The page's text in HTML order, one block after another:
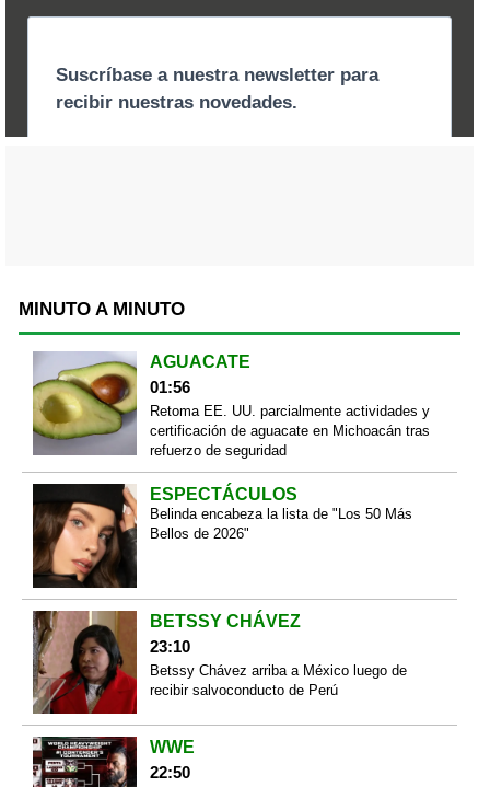
MINUTO A MINUTO
AGUACATE
01:56
Retoma EE. UU. parcialmente actividades y
certificación de aguacate en Michoacán tras
refuerzo de seguridad
ESPECTÁCULOS
Belinda encabeza la lista de "Los 50 Más
Bellos de 2026"
BETSSY CHÁVEZ
23:10
Betssy Chávez arriba a México luego de
recibir salvoconducto de Perú
WWE
22:50